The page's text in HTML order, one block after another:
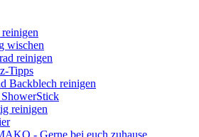
wischen
reinigen
Tipps
Backblech reinigen
reinigen
- Gerne bei euch zuhause